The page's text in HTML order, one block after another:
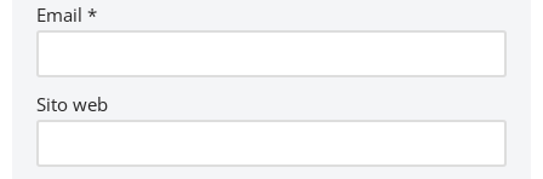
Email *
Sito web